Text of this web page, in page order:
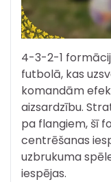
4-3-2-1
futbolā, kas
komandām
aizsardzību.
pa flangiem, šī
centrēšanas
uzbrukuma
iespējas.